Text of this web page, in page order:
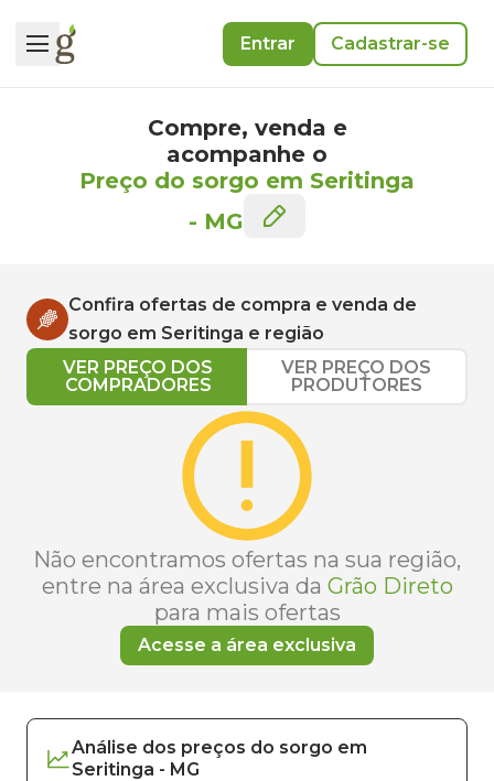
Entrar Cadastrar-se
Compre, venda e
acompanhe o
Preço do sorgo em Seritinga
- MG
Confira ofertas de compra e venda de
sorgo em Seritinga e região
VER PREÇO DOS
COMPRADORES
VER PREÇO DOS
PRODUTORES
Não encontramos ofertas na sua região,
entre na área exclusiva da Grão Direto
para mais ofertas
Acesse a área exclusiva
Análise dos preços do sorgo em
Seritinga - MG